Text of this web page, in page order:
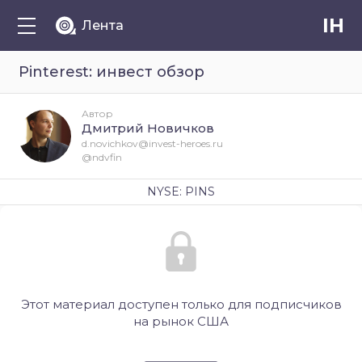
Лента IH
Pinterest: инвест обзор
Этот материал доступен только для подписчиков
на рынок США
Автор
Дмитрий Новичков
d.novichkov@invest-heroes.ru
@ndvfin
NYSE: PINS